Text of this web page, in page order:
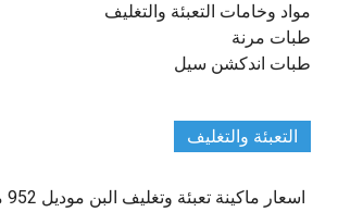
مواد وخامات التعبئة والتغليف
طبات مرنة
طبات اندكشن سيل
التعبئة والتغليف